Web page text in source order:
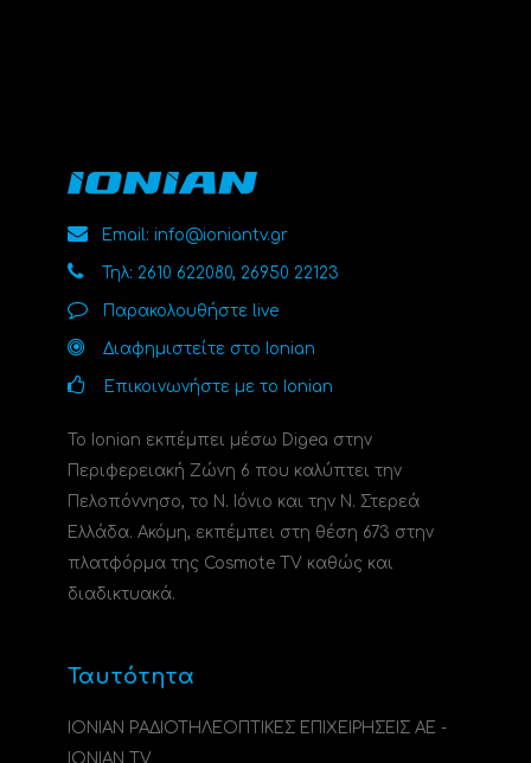
Email: info@ioniantv.gr
Τηλ: 2610 622080, 26950 22123
Παρακολουθήστε live
Διαφημιστείτε στο Ionian
Επικοινωνήστε με το Ionian
Το Ionian εκπέμπει μέσω Digea στην
Περιφερειακή Ζώνη 6 που καλύπτει την
Πελοπόννησο, το N. Ιόνιο και την Ν. Στερεά
Ελλάδα. Ακόμη, εκπέμπει στη θέση 673 στην
πλατφόρμα της Cosmote TV καθώς και
διαδικτυακά.
Ταυτότητα
ΙΟΝΙΑΝ ΡΑΔΙΟΤΗΛΕΟΠΤΙΚΕΣ ΕΠΙΧΕΙΡΗΣΕΙΣ ΑΕ -
IONIAN TV